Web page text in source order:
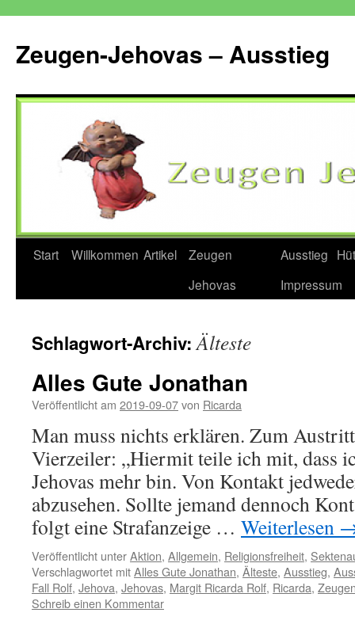
springen
Zeugen-Jehovas – Ausstieg
Start Willkommen Artikel
Zeugen
Jehovas
Ausstieg
Impressum
Schlagwort-Archiv:Älteste
Alles Gute Jonathan
Veröffentlicht am 2019-09-07von Ricarda
Man muss nichts erklären. Zum
Vierzeiler: „Hiermit teile ich mit, dass
Jehovas mehr bin. Von Kontakt
abzusehen. Sollte jemand dennoch
folgt eine Strafanzeige … Weiterlesen
Veröffentlicht unterAktion, Allgemein, Religionsfreiheit,
Verschlagwortet mitAlles Gute Jonathan, Älteste, Ausstieg,
Fall Rolf, Jehova, Jehovas, Margit Ricarda Rolf, Ricarda,
Schreib einen Kommentar